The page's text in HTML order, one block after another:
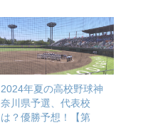
2024年夏の高校野球神
奈川県予選、代表校
は？優勝予想！【第